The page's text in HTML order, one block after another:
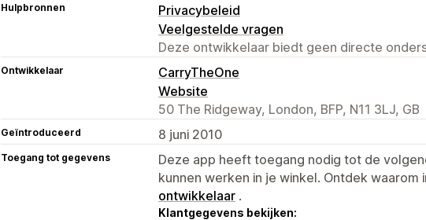
Hulpbronnen
Privacybeleid
Veelgestelde vragen
Deze ontwikkelaar biedt geen directe
Ontwikkelaar
CarryTheOne
Website
50 The Ridgeway, London, BFP, N11 3LJ, GB
Geïntroduceerd 8 juni 2010
Toegang tot gegevens
Deze app heeft toegang nodig tot de
kunnen werken in je winkel. Ontdek waarom
ontwikkelaar .
Klantgegevens bekijken: